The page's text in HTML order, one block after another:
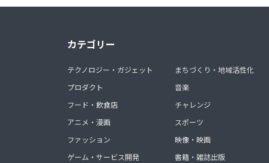
カテゴリー
テクノロジー・ガジェット
プロダクト
フード・飲食店
アニメ・漫画
ファッション
ゲーム・サービス開発
まちづくり・地域活性化
音楽
チャレンジ
スポーツ
映像・映画
書籍・雑誌出版